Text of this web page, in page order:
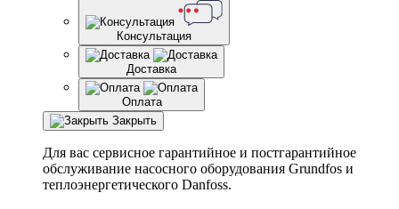
Консультация
Доставка
Оплата
Закрыть
Для вас сервисное гарантийное и постгарантийное
обслуживание насосного оборудования Grundfos и
теплоэнергетического Danfoss.